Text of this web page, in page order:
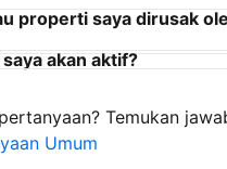
properti saya dirusak
akan aktif?
Temukan
Umum